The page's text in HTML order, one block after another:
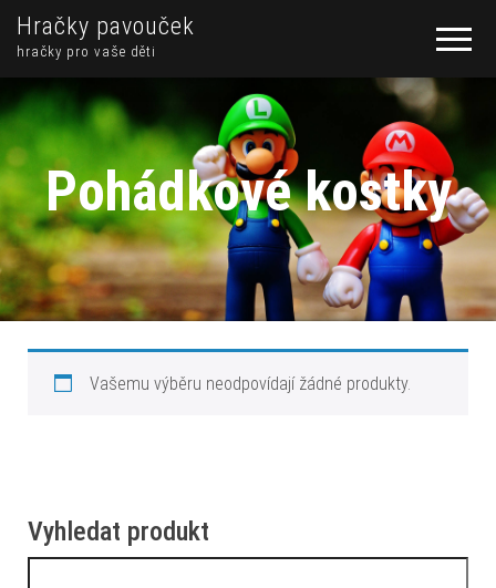
Hračky pavouček
hračky pro vaše děti
Pohádkové kostky
Vašemu výběru neodpovídají žádné produkty.
Vyhledat produkt